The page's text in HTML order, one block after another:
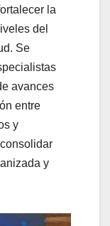
la
del
Se
avances
entre
y
y